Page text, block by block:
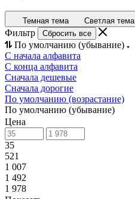
Темная тема Светлая тема
Фильтр Сбросить все
По умолчанию (убывание)
С начала алфавита
С конца алфавита
Сначала дешевые
Сначала дорогие
По умолчанию (возрастание)
По умолчанию (убывание)
Цена
35
521
1 007
1 492
1 978